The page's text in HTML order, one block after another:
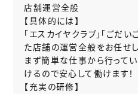
店舗運営全般
【具体的には】
「エスカイヤクラブ」「ごだい
た店舗の運営全般をお任せし
まず簡単な仕事から行って
けるので安心して働けます！
【充実の研修】